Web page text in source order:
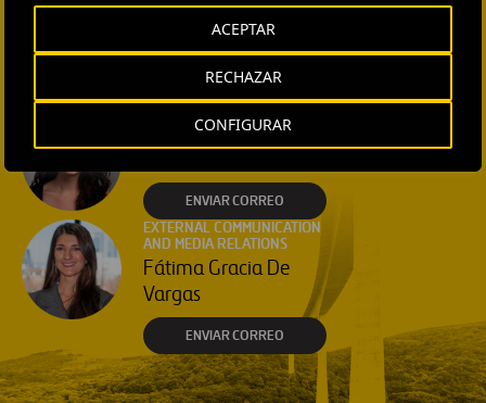
CONFIGURAR
RECHAZAR
ACEPTAR
COMMUNICATION AND
INSTITUTIONAL RELATIONS
Ana García Ruiz
EXTERNAL COMMUNICATION
AND MEDIA RELATIONS
ENVIAR CORREO
EXTERNAL COMMUNICATION
AND MEDIA RELATIONS
Fátima Gracia De
Vargas
ENVIAR CORREO